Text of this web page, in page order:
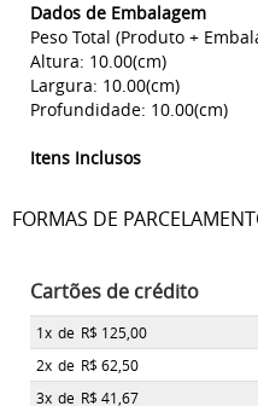
Dados de Embalagem
Peso Total (Produto +
Altura: 10.00(cm)
Largura: 10.00(cm)
Profundidade: 10.00(cm)
Itens Inclusos
FORMAS DE
Cartões de crédito
1x de R$ 125,00
2x de R$ 62,50
3x de R$ 41,67